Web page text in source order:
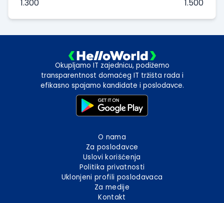
1.300 1.500
Okupljamo IT zajednicu, podižemo
transparentnost domaćeg IT tržišta rada i
efikasno spajamo kandidate i poslodavce.
O nama
Za poslodavce
Uslovi korišćenja
Politika privatnosti
Uklonjeni profili poslodavaca
Za medije
Kontakt